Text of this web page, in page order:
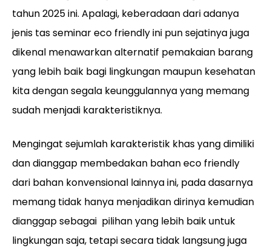
tahun 2025 ini. Apalagi, keberadaan dari adanya
jenis tas seminar eco friendly ini pun sejatinya juga
dikenal menawarkan alternatif pemakaian barang
yang lebih baik bagi lingkungan maupun kesehatan
kita dengan segala keunggulannya yang memang
sudah menjadi karakteristiknya.
Mengingat sejumlah karakteristik khas yang dimiliki
dan dianggap membedakan bahan eco friendly
dari bahan konvensional lainnya ini, pada dasarnya
memang tidak hanya menjadikan dirinya kemudian
dianggap sebagai pilihan yang lebih baik untuk
lingkungan saja, tetapi secara tidak langsung juga